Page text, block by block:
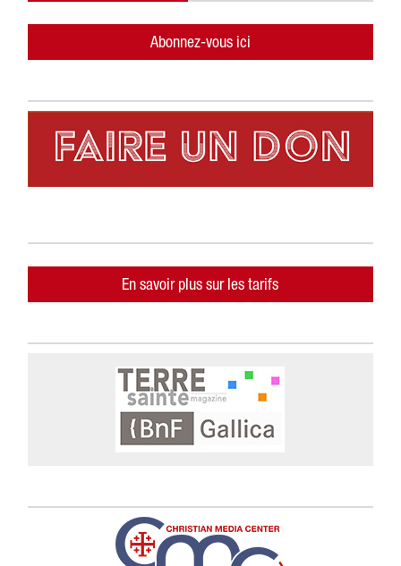
Abonnez-vous ici
En savoir plus sur les tarifs